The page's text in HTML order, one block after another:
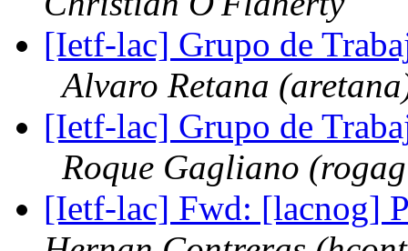
[Ietf-lac] Grupo de
Alvaro Retana
[Ietf-lac] Grupo de
Roque Gagliano
[Ietf-lac] Fwd: [lacnog]